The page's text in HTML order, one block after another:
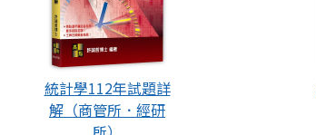
統計學112年試題詳
解（商管所．經研